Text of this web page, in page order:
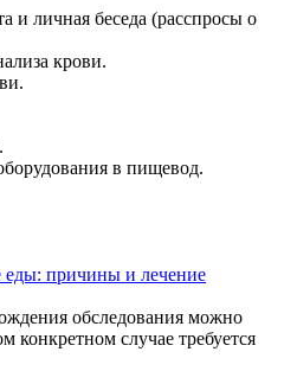
и личная беседа (расспросы о
крови.
в пищевод.
обследования можно
конкретном случае требуется